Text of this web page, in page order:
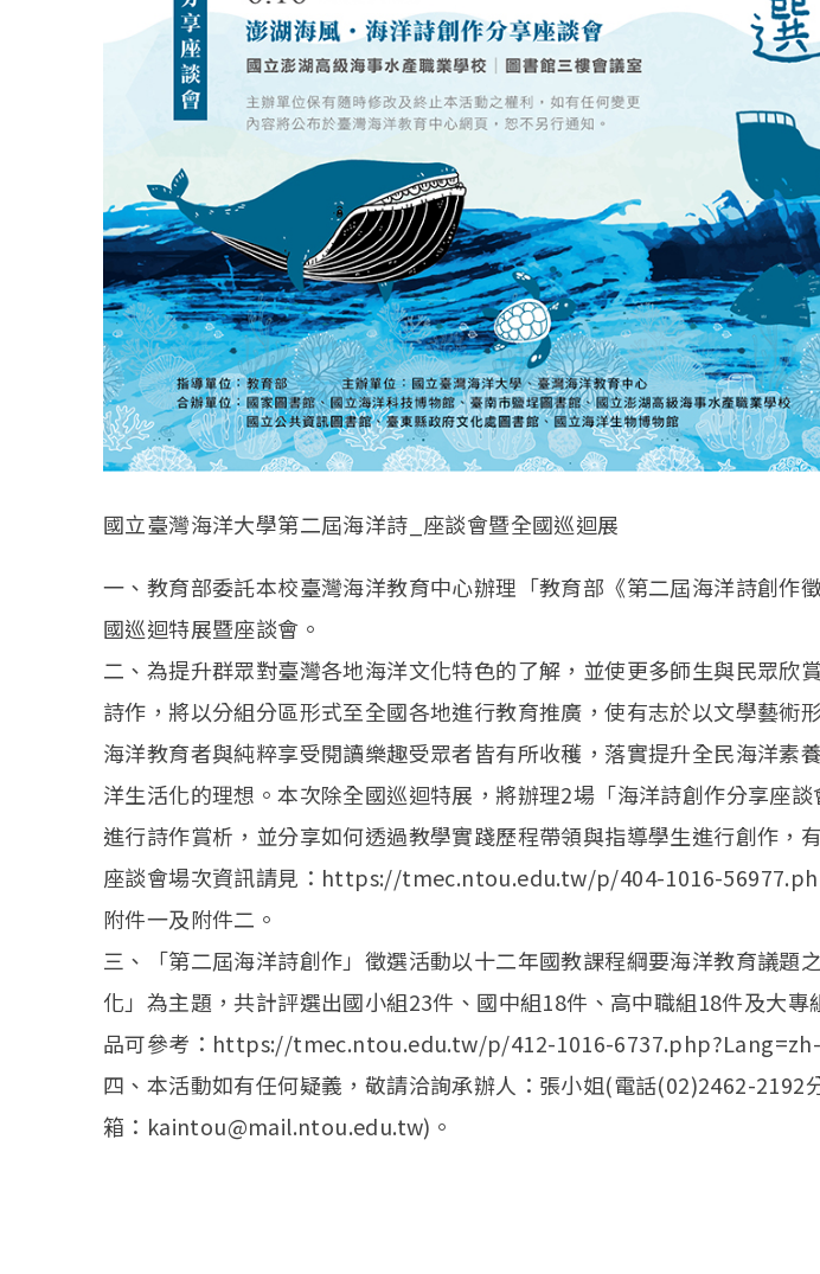
國立臺灣海洋大學第二屆海洋詩_座談會暨全國巡迴展
一、教育部委託本校臺灣海洋教育中心辦理「教育部《第二屆海洋詩創作
國巡迴特展暨座談會。
二、為提升群眾對臺灣各地海洋文化特色的了解，並使更多師生與民眾欣
詩作，將以分組分區形式至全國各地進行教育推廣，使有志於以文學藝術
海洋教育者與純粹享受閱讀樂趣受眾者皆有所收穫，落實提升全民海洋素
洋生活化的理想。本次除全國巡迴特展，將辦理2場「海洋詩創作分享座
進行詩作賞析，並分享如何透過教學實踐歷程帶領與指導學生進行創作，
座談會場次資訊請見：https://tmec.ntou.edu.tw/p/404-1016-
附件一及附件二。
三、「第二屆海洋詩創作」徵選活動以十二年國教課程綱要海洋教育議題
化」為主題，共計評選出國小組23件、國中組18件、高中職組18件及大專
品可參考：https://tmec.ntou.edu.tw/p/412-1016-
四、本活動如有任何疑義，敬請洽詢承辦人：張小姐(電話(02)2462-2192
箱：kaintou@mail.ntou.edu.tw)。